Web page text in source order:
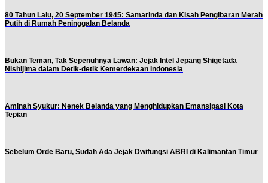
80 Tahun Lalu, 20 September 1945: Samarinda dan Kisah Pengibaran Merah
Putih di Rumah Peninggalan Belanda
Bukan Teman, Tak Sepenuhnya Lawan: Jejak Intel Jepang Shigetada
Nishijima dalam Detik-detik Kemerdekaan Indonesia
Aminah Syukur: Nenek Belanda yang Menghidupkan Emansipasi Kota
Tepian
Sebelum Orde Baru, Sudah Ada Jejak Dwifungsi ABRI di Kalimantan Timur